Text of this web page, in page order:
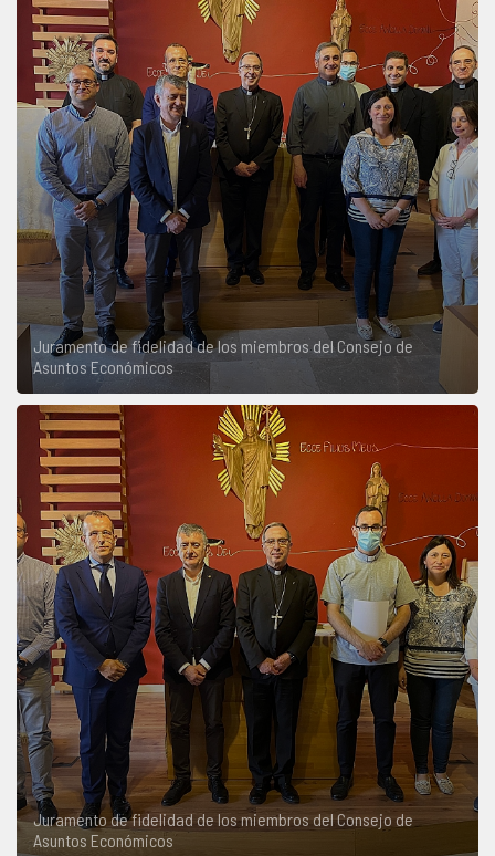
Juramento de fidelidad de los miembros del Consejo de
Asuntos Económicos
Juramento de fidelidad de los miembros del Consejo de
Asuntos Económicos
COMPLIANCE
DOCTRINA DE LA IGLESIA
PORTAL DE TRANSPARENCIA
RENDICIÓN CUENTAS ENTIDADES RELIGIOSAS
PREGUNTAS FRECUENTES
PASTORAL SAMARITANA
CENTROS SOCIALES
APOSTOLADO SEGLAR
VIDA CONSAGRADA
IMÁGENES
VÍDEOS
AUDIOS